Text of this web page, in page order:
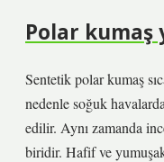
Polar kumaş
Sentetik polar kumaş
nedenle soğuk
edilir. Aynı zamanda
biridir. Hafif ve